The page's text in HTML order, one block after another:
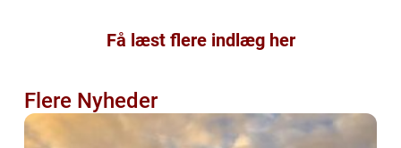
Få læst flere indlæg her
Flere Nyheder